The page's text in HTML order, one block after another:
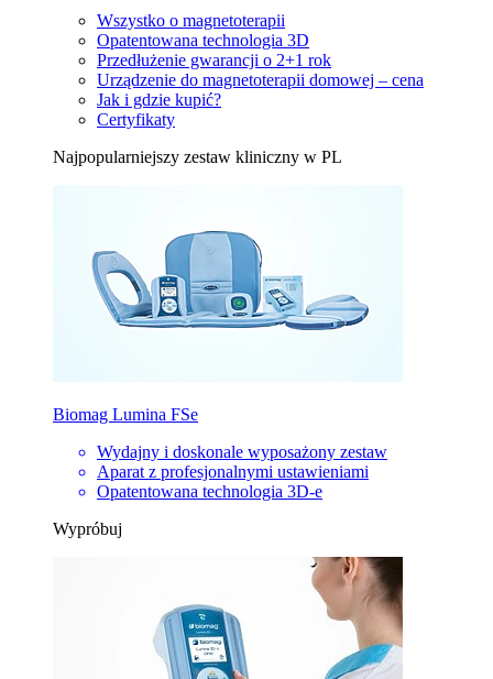
Wszystko o magnetoterapii
Opatentowana technologia 3D
Przedłużenie gwarancji o 2+1 rok
Urządzenie do magnetoterapii domowej – cena
Jak i gdzie kupić?
Certyfikaty
Najpopularniejszy zestaw kliniczny w PL
Biomag Lumina FSe
Wydajny i doskonale wyposażony zestaw
Aparat z profesjonalnymi ustawieniami
Opatentowana technologia 3D-e
Wypróbuj